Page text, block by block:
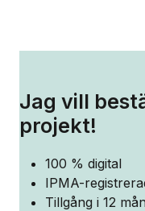
Jag vill
projekt!
100 % digital
IPMA-
Tillgång i 12